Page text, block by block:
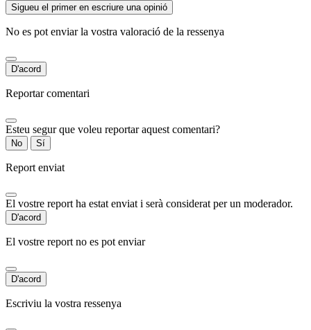
Sigueu el primer en escriure una opinió
No es pot enviar la vostra valoració de la ressenya
D'acord
Reportar comentari
Esteu segur que voleu reportar aquest comentari?
No Sí
Report enviat
El vostre report ha estat enviat i serà considerat per un moderador.
D'acord
El vostre report no es pot enviar
D'acord
Escriviu la vostra ressenya